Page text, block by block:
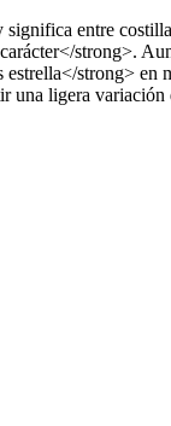
entre
strong>.
strong>
una ligera